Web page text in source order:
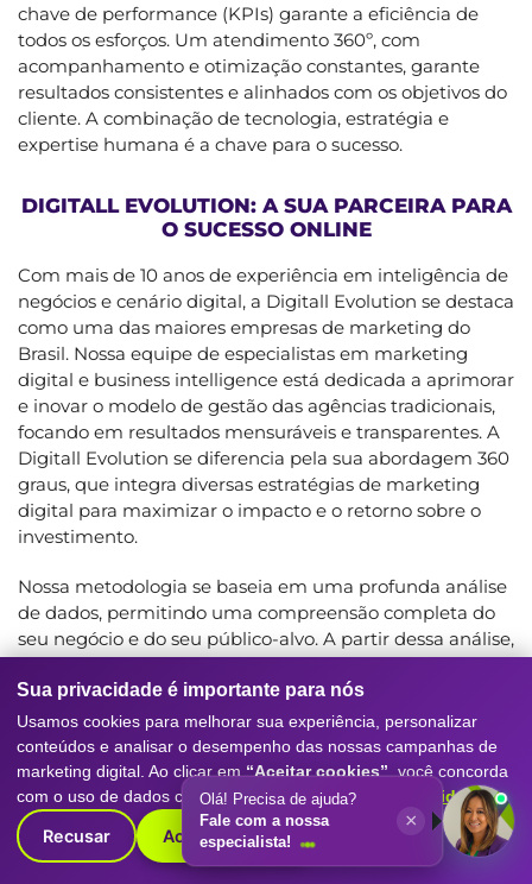
chave de performance (KPIs) garante a eficiência de
todos os esforços. Um atendimento 360º, com
acompanhamento e otimização constantes, garante
resultados consistentes e alinhados com os objetivos do
cliente. A combinação de tecnologia, estratégia e
expertise humana é a chave para o sucesso.
DIGITALL EVOLUTION: A SUA PARCEIRA PARA
O SUCESSO ONLINE
Com mais de 10 anos de experiência em inteligência de
negócios e cenário digital, a Digitall Evolution se destaca
como uma das maiores empresas de marketing do
Brasil. Nossa equipe de especialistas em marketing
digital e business intelligence está dedicada a aprimorar
e inovar o modelo de gestão das agências tradicionais,
focando em resultados mensuráveis e transparentes. A
Digitall Evolution se diferencia pela sua abordagem 360
graus, que integra diversas estratégias de marketing
digital para maximizar o impacto e o retorno sobre o
investimento.
Nossa metodologia se baseia em uma profunda análise
de dados, permitindo uma compreensão completa do
seu negócio e do seu público-alvo. A partir dessa análise,
desenvolvemos estratégias personalizadas e adaptadas
às suas necessidades específicas, utilizando as melhores
ferramentas e tecnologias disponíveis no mercado. A
Digitall Evolution acompanha de perto a evolução do
cenário digital, adaptando constantemente suas
estratégias para garantir resultados otimizados e
sustentáveis.
A Digitall Evolution não apenas oferece serviços de
Sua privacidade é importante para nós
Usamos cookies para melhorar sua experiência, personalizar
conteúdos e analisar o desempenho das nossas campanhas de
marketing digital. Ao clicar em “Aceitar cookies” , você concorda
com o uso de dados conforme nossaPolítica de Privacidade.
Recusar Aceitar cookies
Olá! Precisa de ajuda?
Fale com a nossa
especialista!
×